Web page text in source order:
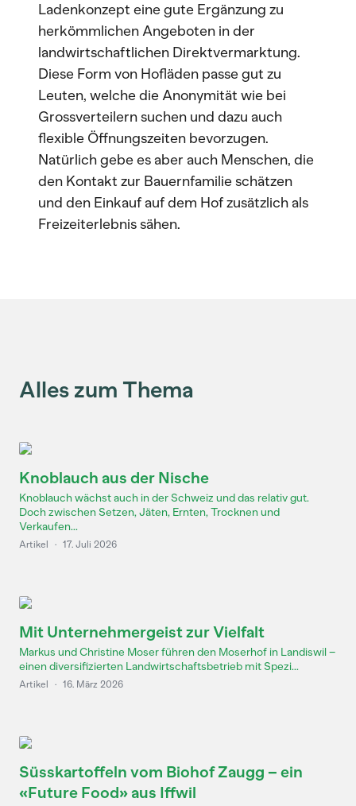
Ladenkonzept eine gute Ergänzung zu
herkömmlichen Angeboten in der
landwirtschaftlichen Direktvermarktung.
Diese Form von Hofläden passe gut zu
Leuten, welche die Anonymität wie bei
Grossverteilern suchen und dazu auch
flexible Öffnungszeiten bevorzugen.
Natürlich gebe es aber auch Menschen, die
den Kontakt zur Bauernfamilie schätzen
und den Einkauf auf dem Hof zusätzlich als
Freizeiterlebnis sähen.
Alles zum Thema
Knoblauch aus der Nische
Knoblauch wächst auch in der Schweiz und das relativ gut.
Doch zwischen Setzen, Jäten, Ernten, Trocknen und
Verkaufen...
Artikel · 17. Juli 2026
Mit Unternehmergeist zur Vielfalt
Markus und Christine Moser führen den Moserhof in Landiswil –
einen diversifizierten Landwirtschaftsbetrieb mit Spezi...
Artikel · 16. März 2026
Süsskartoffeln vom Biohof Zaugg – ein
«Future Food» aus Iffwil